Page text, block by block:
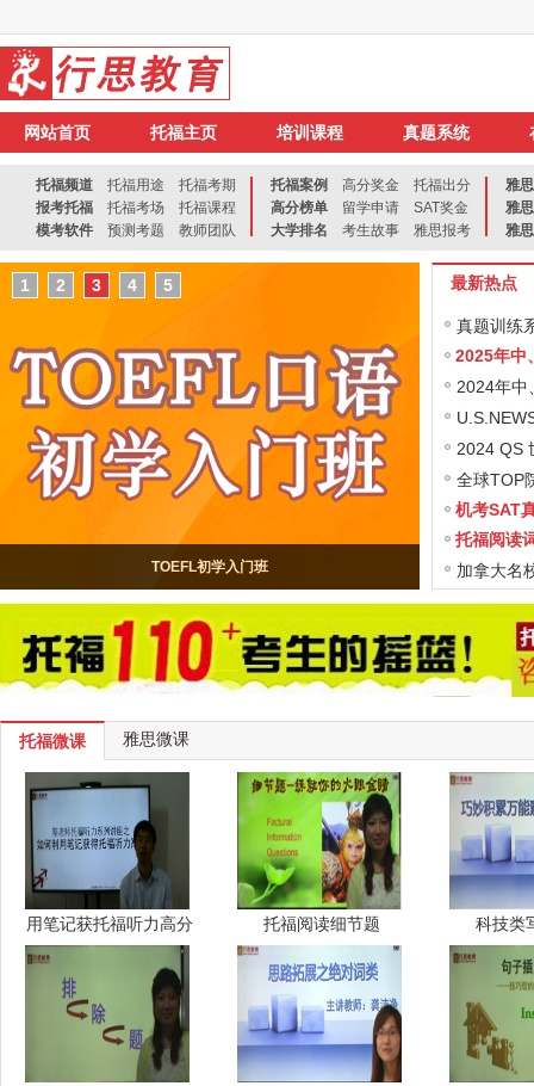
网站首页 托福主页 培训课程 真题系统
托福频道 托福用途
托福考期
报考托福
托福考场
托福课程
模考软件
预测考题 教师团队
托福案例 高分奖金
托福出分
高分榜单
留学申请
SAT奖金
大学排名
考生故事 雅思报考
雅
雅
雅
TOEFL初学入门班
1 2 3 4 5 最新热点
真题训练
2025年中
2024年中
2024 QS
全球TOP
机考SAT
托福阅读
加拿大名
托福微课 雅思微课
用笔记获托福听力高分 托福阅读细节题 科技类